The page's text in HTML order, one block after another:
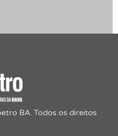
BA. Todos os direitos